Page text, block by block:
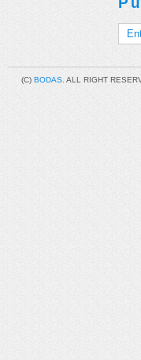
(C) BODAS . ALL RIGHT